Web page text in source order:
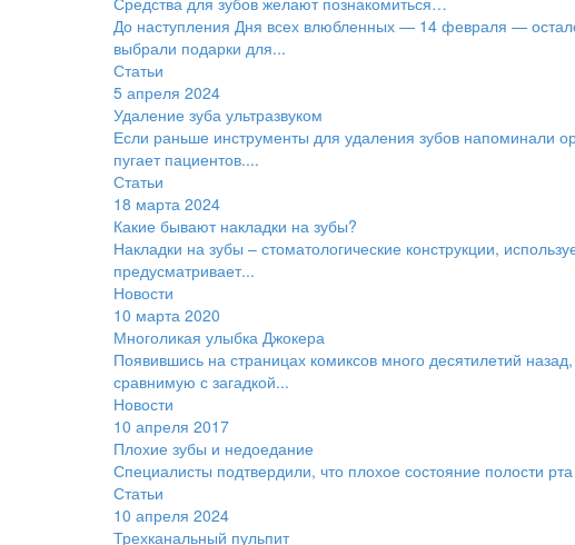
До наступления Дня всех влюбленных — 14 февраля —
выбрали подарки для...
Статьи
5 апреля 2024
Удаление зуба ультразвуком
Если раньше инструменты для удаления зубов напоминали
пугает пациентов....
Статьи
18 марта 2024
Какие бывают накладки на зубы?
Накладки на зубы – стоматологические конструкции,
предусматривает...
Новости
10 марта 2020
Многоликая улыбка Джокера
Появившись на страницах комиксов много десятилетий
сравнимую с загадкой...
Новости
10 апреля 2017
Плохие зубы и недоедание
Специалисты подтвердили, что плохое состояние полости
Статьи
10 апреля 2024
Трехканальный пульпит